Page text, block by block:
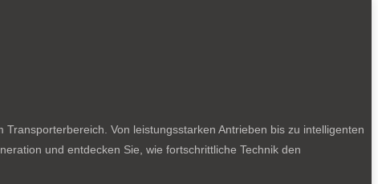
Von leistungsstarken Antrieben bis zu intelligenten
und entdecken Sie, wie fortschrittliche Technik den